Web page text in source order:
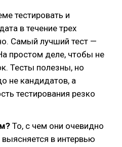
тестировать и
в течение трех
Самый лучший тест —
простом деле, чтобы не
Тесты полезны, но
не кандидатов, а
тестирования резко
То, с чем они очевидно
в интервью